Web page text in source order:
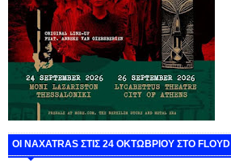
ΟΙ NAXATRAS ΣΤΙΣ 24 ΟΚΤΩΒΡΙΟΥ ΣΤΟ FLOYD